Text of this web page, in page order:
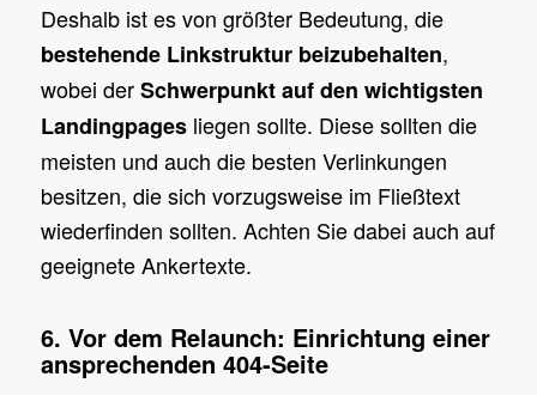
Deshalb ist es von größter Bedeutung, die
bestehende Linkstruktur beizubehalten,
wobei derSchwerpunkt auf den wichtigsten
Landingpagesliegen sollte. Diese sollten die
meisten und auch die besten Verlinkungen
besitzen, die sich vorzugsweise im Fließtext
wiederfinden sollten. Achten Sie dabei auch auf
geeignete Ankertexte.
6. Vor dem Relaunch: Einrichtung einer
ansprechenden 404-Seite